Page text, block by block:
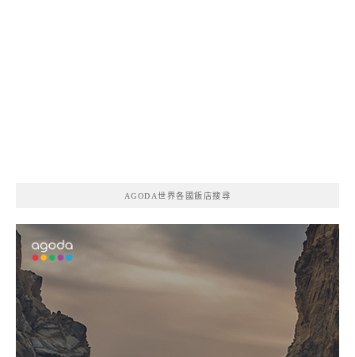
AGODA世界各國飯店搜尋